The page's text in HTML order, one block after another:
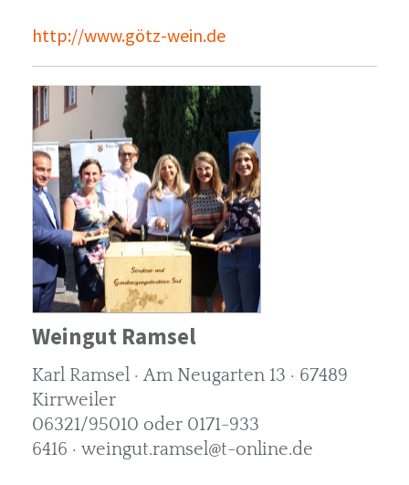
http://www.götz-wein.de
Weingut Ramsel
Karl Ramsel · Am Neugarten 13 · 67489
Kirrweiler
06321/95010 oder 0171-933
6416 · weingut.ramsel@t-online.de